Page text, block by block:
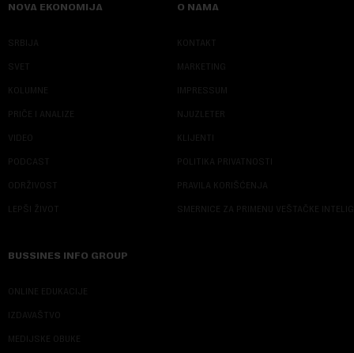
NOVA EKONOMIJA
SRBIJA
SVET
KOLUMNE
PRIČE I ANALIZE
VIDEO
PODCAST
ODRŽIVOST
LEPŠI ŽIVOT
O NAMA
KONTAKT
MARKETING
IMPRESSUM
NJUZLETER
KLIJENTI
POLITIKA PRIVATNOSTI
PRAVILA KORIŠĆENJA
SMERNICE ZA PRIMENU VEŠTAČKE
BUSSINES INFO GROUP
ONLINE EDUKACIJE
IZDAVAŠTVO
MEDIJSKE OBUKE